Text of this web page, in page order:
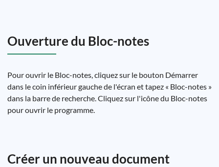
Ouverture du Bloc-notes
Pour ouvrir le Bloc-notes, cliquez sur le bouton Démarrer
dans le coin inférieur gauche de l'écran et tapez « Bloc-notes »
dans la barre de recherche. Cliquez sur l'icône du Bloc-notes
pour ouvrir le programme.
Créer un nouveau document